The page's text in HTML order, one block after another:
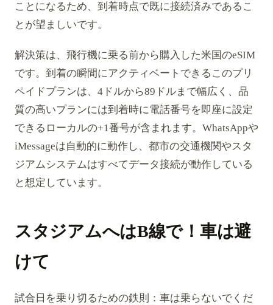
ことになるため、到着時点で既に接続済みであるこ
とが望ましいです。
解決策は、飛行機に乗る前から購入した米国のeSIM
です。到着の瞬間にアクティベートできるこのプリ
ペイドプランは、4ドルから89ドルまで幅広く、品
質の高いプランには到着時に電話番号を即座に設定
できるローカルの+1番号が含まれます。WhatsAppや
iMessageは自動的に動作し、都市の交通機関やスタ
ジアムシステムはすべてデータ接続が動作している
と想定しています。
スタジアムへはB線で！車は避
けて
試合日を乗り切るための鉄則：車は乗らないでくだ